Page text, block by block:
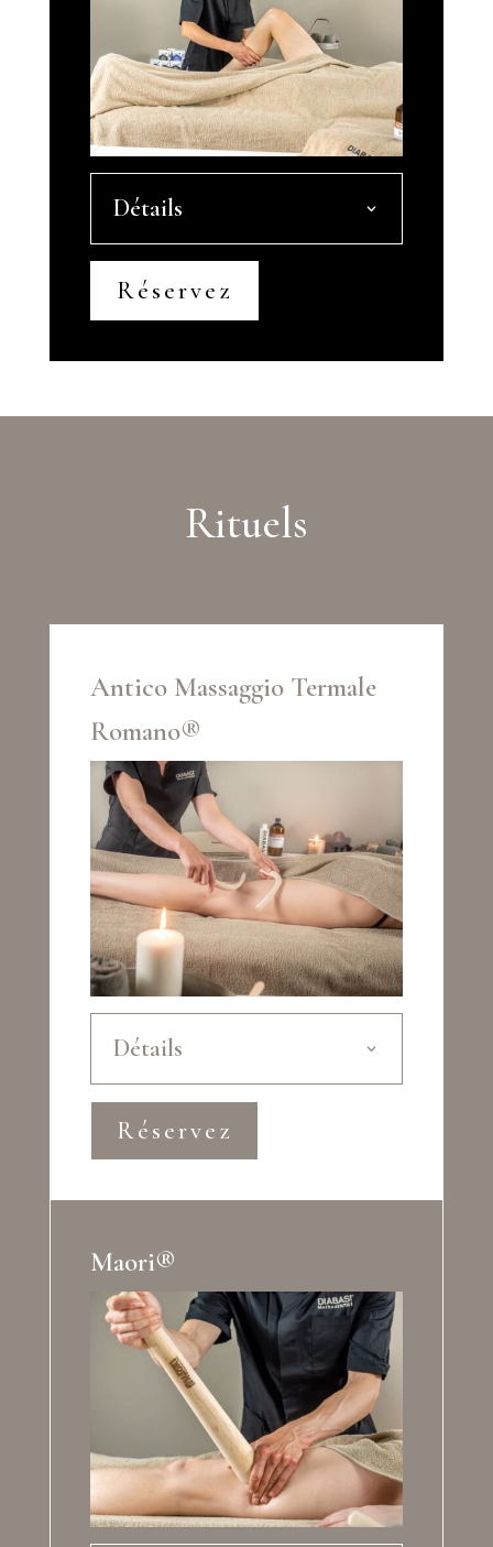
Détails
Réservez
Rituels
Antico Massaggio Termale
Romano®
Détails
Réservez
Maori®